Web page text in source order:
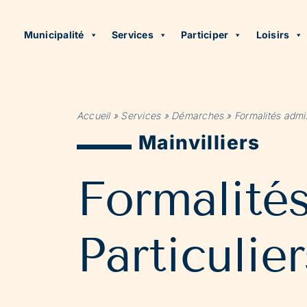
Municipalité Services Participer Loisirs
Accueil» Services» Démarches» Formalités
Mainvilliers